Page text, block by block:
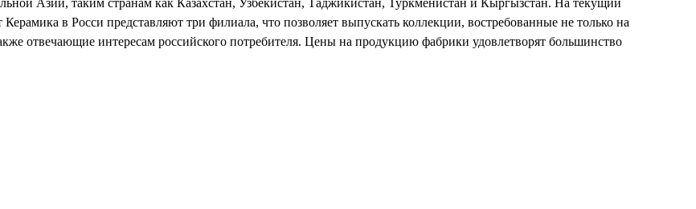
Азии, таким странам как Казахстан, Узбекистан, Таджикистан, Туркменистан и Кыргызстан. На текущий
в Росси представляют три филиала, что позволяет выпускать коллекции, востребованные не только на
отвечающие интересам российского потребителя. Цены на продукцию фабрики удовлетворят большинство
Профессионализм, компетентность, с которой персонал фабрика Абсолют Керамика осуществляет свою